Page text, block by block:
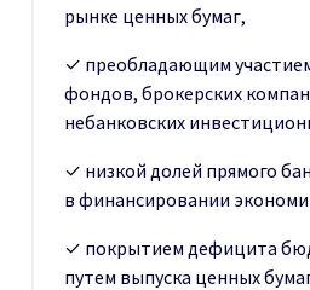
рынке ценных бумаг,
✓ преобладающим
фондов, брокерских
небанковских
✓ низкой долей прямого
в финансировании
✓ покрытием дефицита
путем выпуска ценных